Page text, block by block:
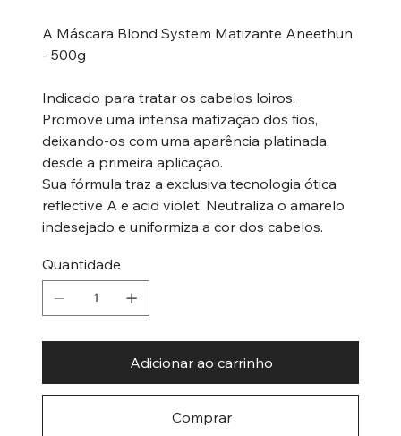
A Máscara Blond System Matizante Aneethun
- 500g
Indicado para tratar os cabelos loiros.
Promove uma intensa matização dos fios,
deixando-os com uma aparência platinada
desde a primeira aplicação.
Sua fórmula traz a exclusiva tecnologia ótica
reflective A e acid violet. Neutraliza o amarelo
indesejado e uniformiza a cor dos cabelos.
Quantidade
Adicionar ao carrinho
Comprar